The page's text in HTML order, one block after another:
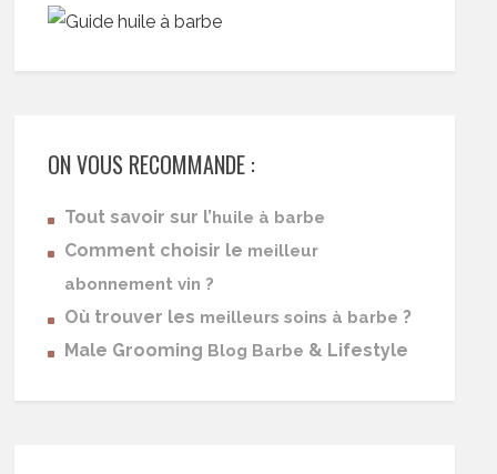
ON VOUS RECOMMANDE :
Tout savoir sur l’huile à barbe
Comment choisir le meilleur
abonnement vin ?
Où trouver les meilleurs soins à barbe ?
Male Grooming Blog Barbe & Lifestyle